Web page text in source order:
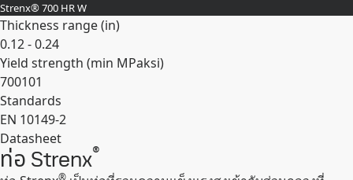
Strenx® 700 HR W
Thickness range (in)
0.12 - 0.24
Yield strength (min MPaksi)
700101
Standards
EN 10149-2
Datasheet
Expand
ท่อ Strenx®
®